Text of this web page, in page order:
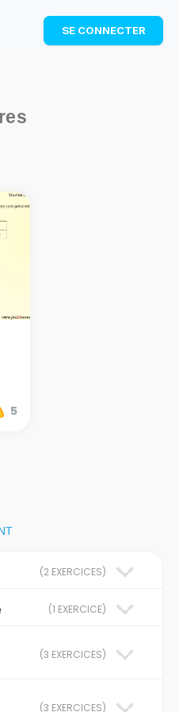
: révise les maths cet
et progresse avec des
SE CONNECTER
5
(2 EXERCICES)
(1 EXERCICE)
(3 EXERCICES)
(3 EXERCICES)